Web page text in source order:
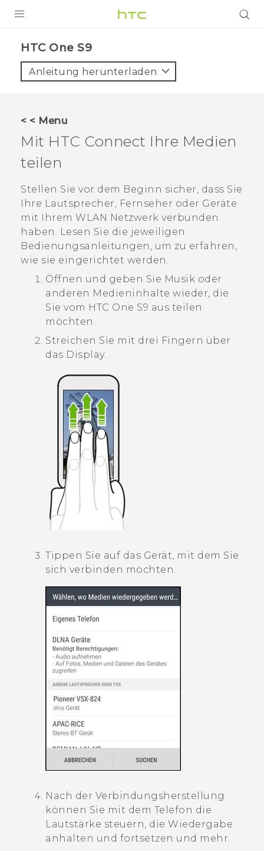
VIVE
VIVERSE
UNTERSTÜTZUNG
HTC-Geräte und Zubehör
Anmelden
HTC One S9‎
Anleitung herunterladen
< < Menu
Mit HTC Connect Ihre Medien
teilen
Stellen Sie vor dem Beginn sicher, dass Sie
Ihre Lautsprecher, Fernseher oder Geräte
mit Ihrem WLAN Netzwerk verbunden
haben. Lesen Sie die jeweiligen
Bedienungsanleitungen, um zu erfahren,
wie sie eingerichtet werden.
Öffnen und geben Sie Musik oder
anderen Medieninhalte wieder, die
Sie vom HTC One S9‍ aus teilen
möchten.
Streichen Sie mit drei Fingern über
das Display.
Tippen Sie auf das Gerät, mit dem Sie
sich verbinden möchten.
Nach der Verbindungsherstellung
können Sie mit dem Telefon die
Lautstärke steuern, die Wiedergabe
anhalten und fortsetzen und mehr.